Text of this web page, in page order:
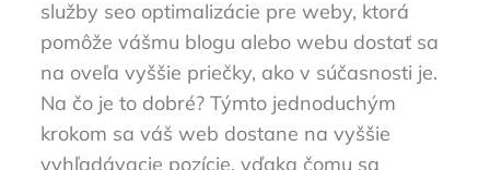
služby seo optimalizácie pre weby, ktorá
pomôže vášmu blogu alebo webu dostať sa
na oveľa vyššie priečky, ako v súčasnosti je.
Na čo je to dobré? Týmto jednoduchým
krokom sa váš web dostane na vyššie
vyhľadávacie pozície, vďaka čomu sa